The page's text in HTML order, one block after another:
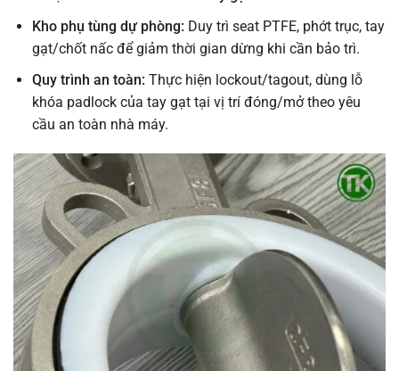
Kho phụ tùng dự phòng: Duy trì seat PTFE, phớt trục, tay
gạt/chốt nấc để giảm thời gian dừng khi cần bảo trì.
Quy trình an toàn: Thực hiện lockout/tagout, dùng lỗ
khóa padlock của tay gạt tại vị trí đóng/mở theo yêu
cầu an toàn nhà máy.